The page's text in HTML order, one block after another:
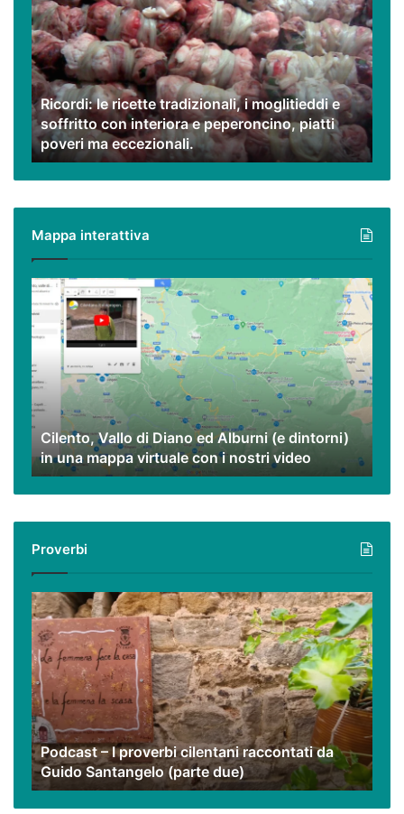
ricette
tradizionali,
i
moglitieddi
e
soffritto
con
interiora
e
peperoncino,
ma
eccezionali.
Ricordi: le ricette tradizionali, i moglitieddi e
soffritto con interiora e peperoncino, piatti
poveri ma eccezionali.
Mappa interattiva
Cilento,
Vallo
di
Diano
ed
Alburni
(e
dintorni)
una
mappa
virtuale
nostri
video
Cilento, Vallo di Diano ed Alburni (e dintorni)
in una mappa virtuale con i nostri video
Proverbi
Podcast
–
I
proverbi
cilentani
raccontati
da
Guido
Santangelo
(parte
due)
Podcast – I proverbi cilentani raccontati da
Guido Santangelo (parte due)